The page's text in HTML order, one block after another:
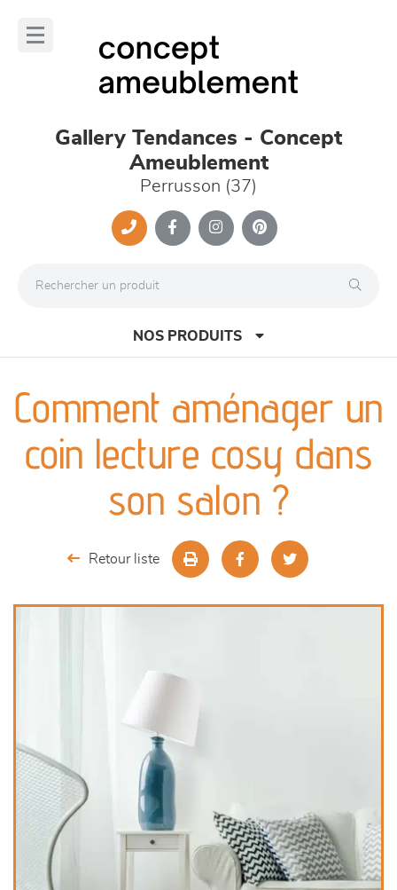
Gallery Tendances - Concept
Ameublement
Perrusson (37)
NOS PRODUITS
canapés et fauteuils
séjours
chambres et dressing
Comment aménager un
coin lecture cosy dans
son salon ?
Retour liste